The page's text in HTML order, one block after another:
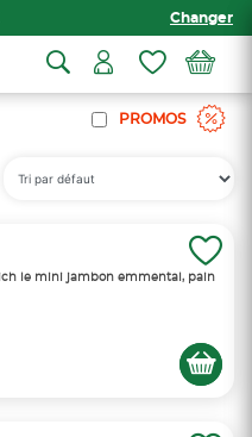
Changer
PROMOS
le mini jambon emmental, pain